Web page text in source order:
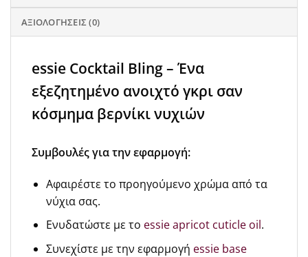
ΑΞΙΟΛΟΓΉΣΕΙΣ (0)
essie Cocktail Bling – Ένα
εξεζητημένο ανοιχτό γκρι σαν
κόσμημα βερνίκι νυχιών
Συμβουλές για την εφαρμογή:
Αφαιρέστε το προηγούμενο χρώμα από τα
νύχια σας.
Ενυδατώστε με το essie apricot cuticle oil.
Συνεχίστε με την εφαρμογή essie base